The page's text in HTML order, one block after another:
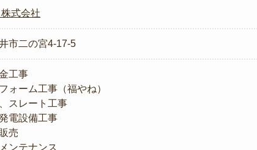
式会社
市二の宮4-17-5
工事
ォーム工事（福やね）
スレート工事
電設備工事
売
ンテナンス